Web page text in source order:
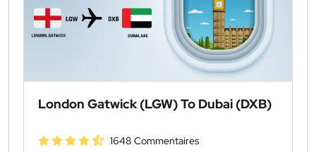
London Gatwick (LGW) To Dubai (DXB)
1648 Commentaires